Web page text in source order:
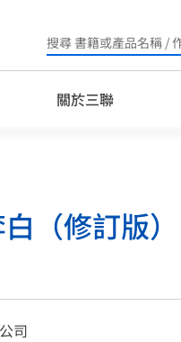
Search
for:
關於三聯
（修訂版）
司